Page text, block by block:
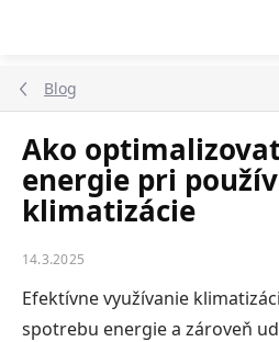
Blog
Ako
energie pri
klimatizácie
14.3.2025
Efektívne využívanie
spotrebu energie a zároveň